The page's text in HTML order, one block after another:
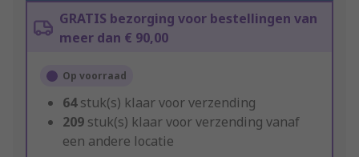
GRATIS bezorging voor bestellingen van
meer dan € 90,00
Op voorraad
64stuk(s) klaar voor verzending
209 stuk(s) klaar voor verzending vanaf
een andere locatie